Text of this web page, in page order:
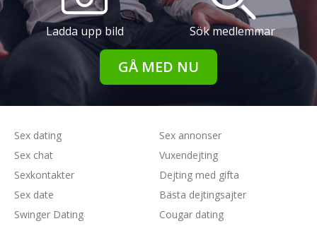
Ladda upp bild Sök medlemmar
GÅ MED NU
Sex dating
Sex chat
Sexkontakter
Sex date
Swinger Dating
Sex annonser
Vuxendejting
Dejting med gifta
Bästa dejtingsajter
Cougar dating